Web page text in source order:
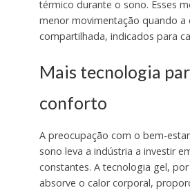
térmico durante o sono. Esses
menor movimentação quando a
compartilhada, indicados para
Mais tecnologia
conforto
A preocupação com o bem-
sono leva a indústria a investir
constantes. A tecnologia gel,
absorve o calor corporal,